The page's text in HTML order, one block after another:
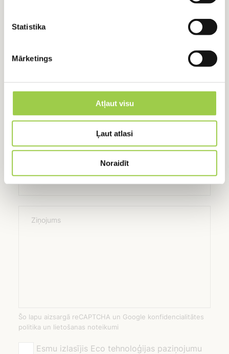
Statistika
Mārketings
Atļaut visu
Ļaut atlasi
Noraidīt
RADUŠIES JAUTĀJUMI?
Sazinies ar mums
+371 24918422 +371 24918422
E-pasts
Ziņojums
Šo lapu aizsargā reCAPTCHA un Google konfidencialitātes
politika un lietošanas noteikumi
Esmu izlasījis Eco tehnoloģijas paziņojumu